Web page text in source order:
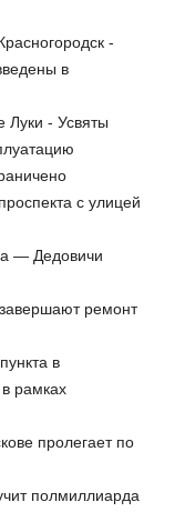
-
в
Луки - Усвяты
с улицей
— Дедовичи
ремонт
в
рамках
пролегает по
полмиллиарда